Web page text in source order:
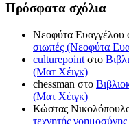
Πρόσφατα σχόλια
Νεοφύτα Ευαγγέλου
σιωπές (Νεοφύτα
culturepoint στο
(Ματ Χέιγκ)
chessman στο
(Ματ Χέιγκ)
Κώστας
τεχνητής νοημοσύνης